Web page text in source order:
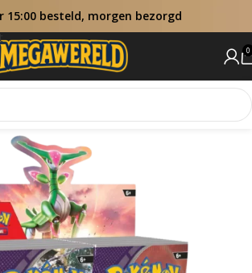
15:00 besteld, morgen bezorgd
0